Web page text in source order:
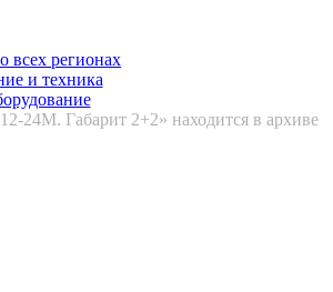
всех регионах
и техника
24М. Габарит 2+2» находится в архиве